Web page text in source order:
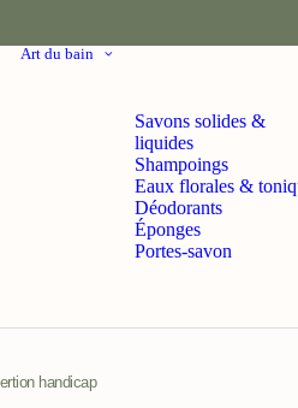
Art du bain
Savons solides &
liquides
Shampoings
Eaux florales &
Déodorants
Éponges
Portes-savon
handicap